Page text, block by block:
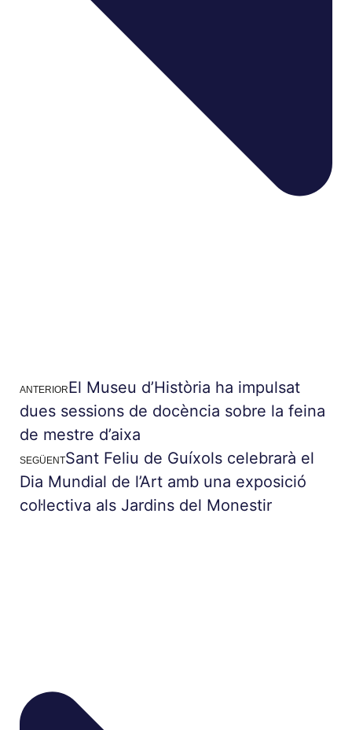
ANTERIOREl Museu d’Història ha impulsat
dues sessions de docència sobre la feina
de mestre d’aixa
SEGÜENTSant Feliu de Guíxols celebrarà el
Dia Mundial de l’Art amb una exposició
col·lectiva als Jardins del Monestir